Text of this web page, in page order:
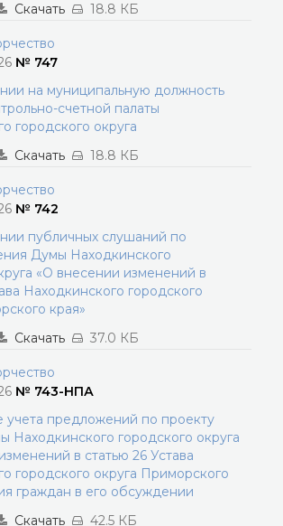
Скачать 18.8 КБ
№ 747
на муниципальную должность
счетной палаты
городского округа
Скачать 18.8 КБ
№ 742
публичных слушаний по
Думы Находкинского
«О внесении изменений в
Находкинского городского
края»
Скачать 37.0 КБ
№ 743-НПА
учета предложений по проекту
Находкинского городского округа
в статью 26 Устава
городского округа Приморского
граждан в его обсуждении
Скачать 42.5 КБ